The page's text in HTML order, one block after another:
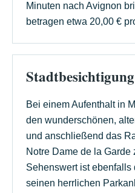
Minuten nach Avignon
betragen etwa 20,00 €
Bei einem Aufenthalt in
den wunderschönen,
und anschließend das
Notre Dame de la Garde
Sehenswert ist
seinen herrlichen